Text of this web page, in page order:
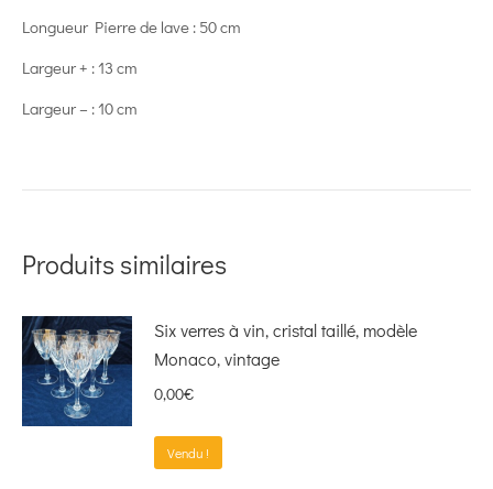
Longueur Pierre de lave : 50 cm
Largeur + : 13 cm
Largeur – : 10 cm
Produits similaires
Six verres à vin, cristal taillé, modèle
Monaco, vintage
0,00€
Vendu !